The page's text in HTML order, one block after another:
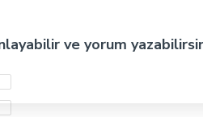
ve yorum